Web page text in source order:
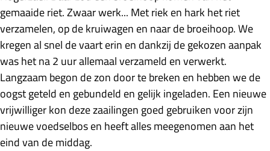
gemaaide riet. Zwaar werk... Met riek en hark het riet
verzamelen, op de kruiwagen en naar de broeihoop. We
kregen al snel de vaart erin en dankzij de gekozen aanpak
was het na 2 uur allemaal verzameld en verwerkt.
Langzaam begon de zon door te breken en hebben we de
oogst geteld en gebundeld en gelijk ingeladen. Een nieuwe
vrijwilliger kon deze zaailingen goed gebruiken voor zijn
nieuwe voedselbos en heeft alles meegenomen aan het
eind van de middag.